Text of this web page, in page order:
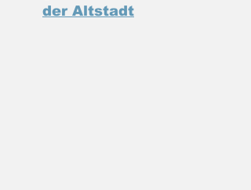
der Altstadt